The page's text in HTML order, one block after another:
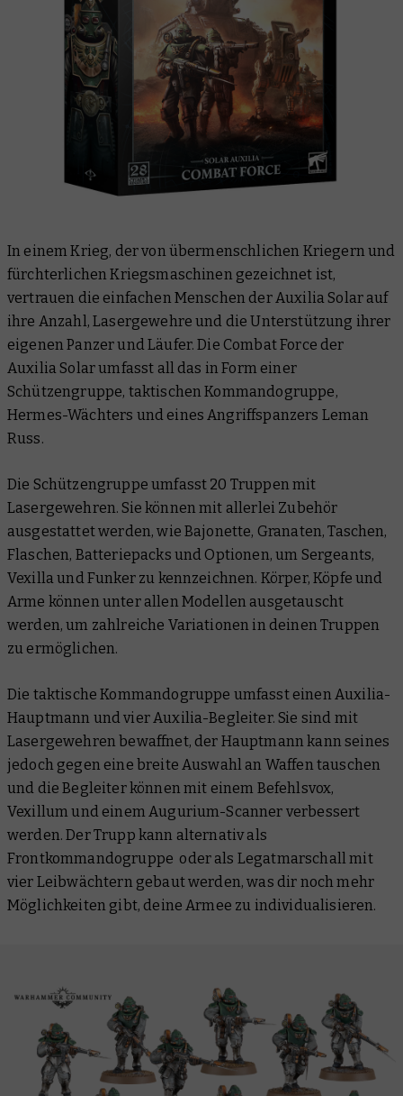
In einem Krieg, der von übermenschlichen Kriegern und
fürchterlichen Kriegsmaschinen gezeichnet ist,
vertrauen die einfachen Menschen der Auxilia Solar auf
ihre Anzahl, Lasergewehre und die Unterstützung ihrer
eigenen Panzer und Läufer. Die Combat Force der
Auxilia Solar umfasst all das in Form einer
Schützengruppe, taktischen Kommandogruppe,
Hermes-Wächters und eines Angriffspanzers Leman
Russ.
Die Schützengruppe umfasst 20 Truppen mit
Lasergewehren. Sie können mit allerlei Zubehör
ausgestattet werden, wie Bajonette, Granaten, Taschen,
Flaschen, Batteriepacks und Optionen, um Sergeants,
Vexilla und Funker zu kennzeichnen. Körper, Köpfe und
Arme können unter allen Modellen ausgetauscht
werden, um zahlreiche Variationen in deinen Truppen
zu ermöglichen.
Die taktische Kommandogruppe umfasst einen Auxilia-
Hauptmann und vier Auxilia-Begleiter. Sie sind mit
Lasergewehren bewaffnet, der Hauptmann kann seines
jedoch gegen eine breite Auswahl an Waffen tauschen
und die Begleiter können mit einem Befehlsvox,
Vexillum und einem Augurium-Scanner verbessert
werden. Der Trupp kann alternativ als
Frontkommandogruppe oder als Legatmarschall mit
vier Leibwächtern gebaut werden, was dir noch mehr
Möglichkeiten gibt, deine Armee zu individualisieren.